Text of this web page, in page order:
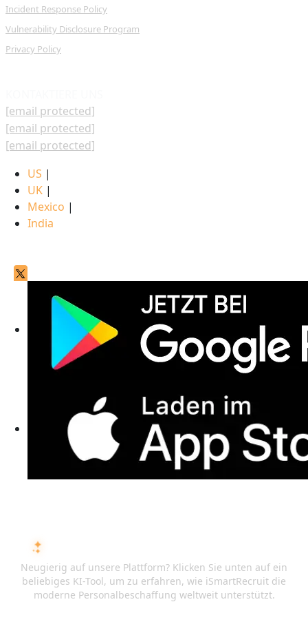
Incident Response Policy
Vulnerability Disclosure Program
Privacy Policy
[email protected]
[email protected]
[email protected]
US |
UK |
Mexico |
India
Neugierig auf unsere Plattform? Klicken Sie unten auf ein
beliebiges KI-Tool, um zu erfahren, wie iSmartRecruit die
moderne Personalbeschaffung weltweit unterstützt.